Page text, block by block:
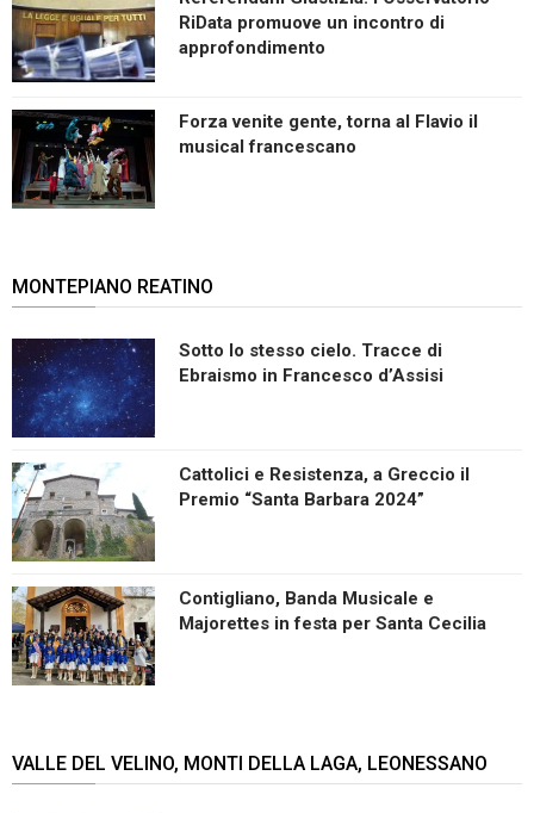
RiData promuove un incontro di
approfondimento
Forza venite gente, torna al Flavio il
musical francescano
MONTEPIANO REATINO
Sotto lo stesso cielo. Tracce di
Ebraismo in Francesco d’Assisi
Cattolici e Resistenza, a Greccio il
Premio “Santa Barbara 2024”
Contigliano, Banda Musicale e
Majorettes in festa per Santa Cecilia
VALLE DEL VELINO, MONTI DELLA LAGA, LEONESSANO